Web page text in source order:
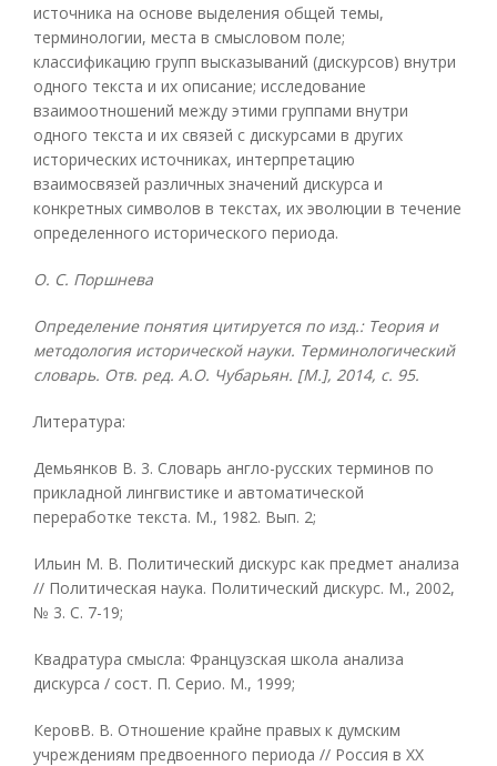
источника на основе выделения общей темы,
терминологии, места в смысловом поле;
классификацию групп высказываний (дискурсов) внутри
одного текста и их описание; исследование
взаимоотношений между этими группами внутри
одного текста и их связей с дискурсами в других
исторических источниках, интерпретацию
взаимосвязей различных значений дискурса и
конкретных символов в текстах, их эволюции в течение
определенного исторического периода.
О. С. Поршнева
Определение понятия цитируется по изд.: Теория и
методология исторической науки. Терминологический
словарь. Отв. ред. А.О. Чубарьян. [М.], 2014, с. 95.
Литература:
Демьянков В. 3. Словарь англо-русских терминов по
прикладной лингвистике и автоматической
переработке текста. М., 1982. Вып. 2;
Ильин М. В. Политический дискурс как предмет анализа
// Политическая наука. Политический дискурс. М., 2002,
№ 3. С. 7-19;
Квадратура смысла: Французская школа анализа
дискурса / сост. П. Серио. М., 1999;
КеровВ. В. Отношение крайне правых к думским
учреждениям предвоенного периода // Россия в XX